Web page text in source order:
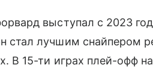
выступал с 2023
стал лучшим снайпером
В 15-ти играх плей-офф